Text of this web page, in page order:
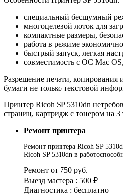
специальный бесшумный
многоцелевой лоток для
компактные размеры,
работа в режиме
быстрый запуск, легкая
совместимость с ОС Mac
Разрешение печати, копирования
бумаги не только текстовой
Принтер Ricoh SP 5310dn
страниц, картридж с тонером на
Ремонт принтера
Ремонт принтера Ricoh SP
Ricoh SP 5310dn в
Ремонт от 750 руб.
Выезд мастера : 500 ₽
Диагностика : бесплатно